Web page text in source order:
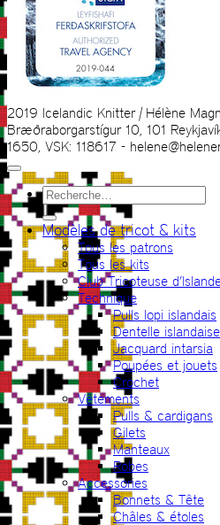
2019 Icelandic Knitter | Hélène
Bræðraborgarstígur 10, 101
1650, VSK: 118617 -
Recherche
pour :
Modèles de tricot & kits
Tous les patrons
Tous les kits
Club Tricoteuse
Technique
Pulls lopi islandais
Dentelle islandaise
Jacquard intarsia
Poupées et jouets
Crochet
Vêtements
Pulls & cardigans
Gilets
Manteaux
Robes
Accessories
Bonnets & Tête
Châles & étoles